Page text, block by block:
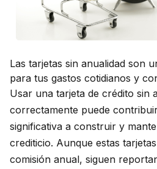
Las tarjetas sin anualidad son
para tus gastos cotidianos y
Usar una tarjeta de crédito sin
correctamente puede
significativa a construir y
crediticio. Aunque estas
comisión anual, siguen